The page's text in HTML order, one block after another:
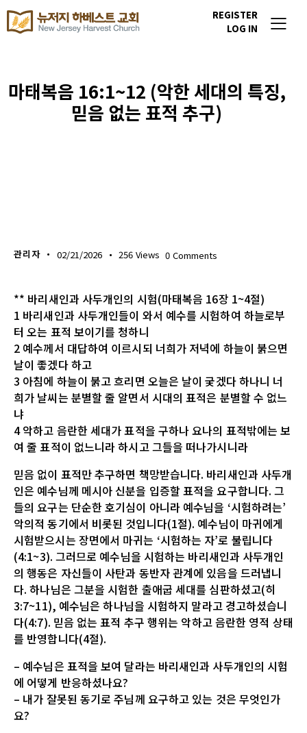
REGISTER
LOG IN
마태복음 16:1~12 (악한 세대의 특징,
믿음 없는 표적 추구)
관리자 02/21/2026 256 Views 0 Comments
** 바리새인과 사두개인의 시험(마태복음 16장 1~4절)
1 바리새인과 사두개인들이 와서 예수를 시험하여 하늘로부
터 오는 표적 보이기를 청하니
2 예수께서 대답하여 이르시되 너희가 저녁에 하늘이 붉으면
날이 좋겠다 하고
3 아침에 하늘이 붉고 흐리면 오늘은 날이 궂겠다 하나니 너
희가 날씨는 분별할 줄 알면서 시대의 표적은 분별할 수 없느
냐
4 악하고 음란한 세대가 표적을 구하나 요나의 표적밖에는 보
여 줄 표적이 없느니라 하시고 그들을 떠나가시니라
믿음 없이 표적만 추구하면 책망받습니다. 바리새인과 사두개
인은 예수님께 메시아 신분을 입증할 표적을 요구합니다. 그
들의 요구는 단순한 호기심이 아니라 예수님을 ‘시험하려는’
악의적 동기에서 비롯된 것입니다(1절). 예수님이 마귀에게
시험받으시는 장면에서 마귀는 ‘시험하는 자’로 불립니다
(4:1~3). 그러므로 예수님을 시험하는 바리새인과 사두개인
의 행동은 자신들이 사탄과 동반자 관계에 있음을 드러냅니
다. 하나님은 그분을 시험한 출애굽 세대를 심판하셨고(히
3:7~11), 예수님은 하나님을 시험하지 말라고 경고하셨습니
다(4:7). 믿음 없는 표적 추구 행위는 악하고 음란한 영적 상태
를 반영합니다(4절).
– 예수님은 표적을 보여 달라는 바리새인과 사두개인의 시험
에 어떻게 반응하셨나요?
– 내가 잘못된 동기로 주님께 요구하고 있는 것은 무엇인가
요?